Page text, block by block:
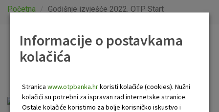
Mala poduzeća i obrtnici
Globalna tržišta
O nama
Početna Godišnje izvješće 2022. OTP Start
Godišnje izvješće 2022.
FS-03.01 OTP START 31.12.2022.pdf
Informacije o postavkama
kolačića
Stranica www.otpbanka.hrkoristi kolačiće (cookies). Nužni
kolačići su potrebni za ispravan rad internetske stranice.
Ostale kolačiće koristimo za bolje korisničko iskustvo i